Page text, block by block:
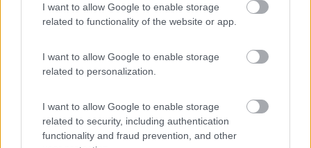
I want to allow Google to enable storage
related to functionality of the website or app.
I want to allow Google to enable storage
related to personalization.
I want to allow Google to enable storage
related to security, including authentication
functionality and fraud prevention, and other
Servizi / Posizione
A 4 km dal mare, ampio parcheggio illuminato, asfaltato,
Borgo Grappa (LT) - 15.3km
11384 Str. Litoranea